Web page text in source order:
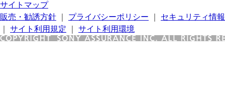
サイトマップ
販売・勧誘方針
プライバシーポリシー
セキュリティ情報
サイト利用規定 サイト利用環境